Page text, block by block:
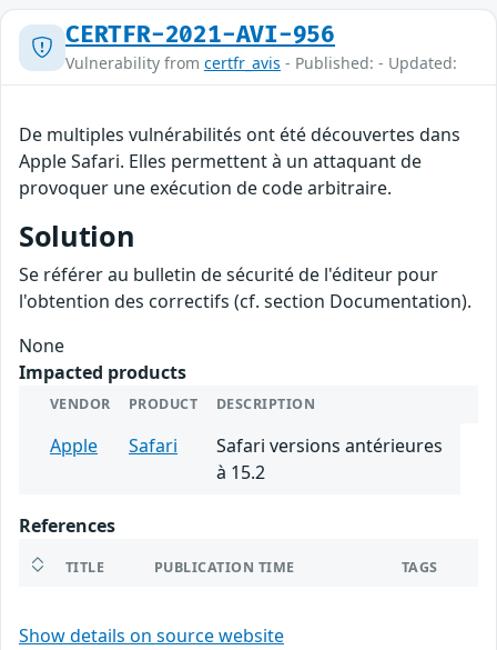
CERTFR-2021-AVI-956
Vulnerability from certfr_avis - Published: - Updated:
De multiples vulnérabilités ont été découvertes dans
Apple Safari. Elles permettent à un attaquant de
provoquer une exécution de code arbitraire.
Solution
Se référer au bulletin de sécurité de l'éditeur pour
l'obtention des correctifs (cf. section Documentation).
None
Impacted products
VENDOR PRODUCT DESCRIPTION
Apple Safari
Safari versions antérieures
à 15.2
References
TITLE PUBLICATION TIME TAGS
Show details on source website